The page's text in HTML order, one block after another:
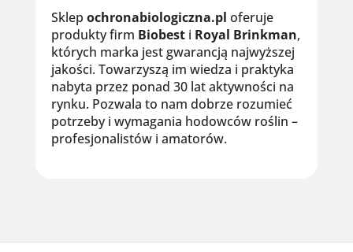
Sklep ochronabiologiczna.pl oferuje
produkty firm Biobesti Royal Brinkman,
których marka jest gwarancją najwyższej
jakości. Towarzyszą im wiedza i praktyka
nabyta przez ponad 30 lat aktywności na
rynku. Pozwala to nam dobrze rozumieć
potrzeby i wymagania hodowców roślin –
profesjonalistów i amatorów.